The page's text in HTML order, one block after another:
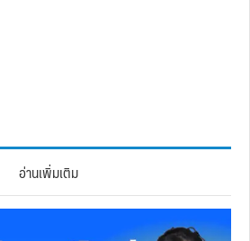
อ่านเพิ่มเติม